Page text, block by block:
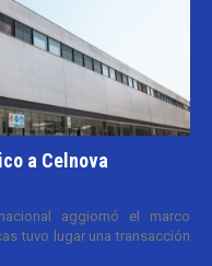
a Celnova
aggiornó el marco
tuvo lugar una transacción